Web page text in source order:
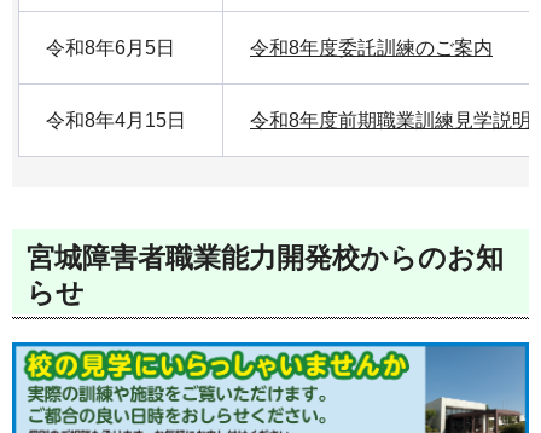
令和8年6月5日 令和8年度委託訓練のご案内
令和8年4月15日 令和8年度前期職業訓練見学説明
宮城障害者職業能力開発校からのお知
らせ